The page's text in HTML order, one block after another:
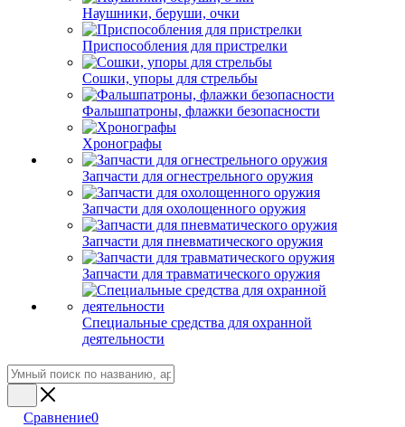
Наушники, беруши, очки
Приспособления для пристрелки
Сошки, упоры для стрельбы
Фальшпатроны, флажки безопасности
Хронографы
Запчасти для огнестрельного оружия
Запчасти для охолощенного оружия
Запчасти для пневматического оружия
Запчасти для травматического оружия
Специальные средства для охранной
деятельности
Сравнение0